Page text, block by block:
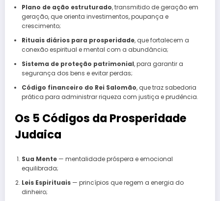
Plano de ação estruturado, transmitido de geração em
geração, que orienta investimentos, poupança e
crescimento;
Rituais diários para prosperidade, que fortalecem a
conexão espiritual e mental com a abundância;
Sistema de proteção patrimonial, para garantir a
segurança dos bens e evitar perdas;
Código financeiro do Rei Salomão, que traz sabedoria
prática para administrar riqueza com justiça e prudência.
Os 5 Códigos da Prosperidade
Judaica
Sua Mente— mentalidade próspera e emocional
equilibrada;
Leis Espirituais— princípios que regem a energia do
dinheiro;